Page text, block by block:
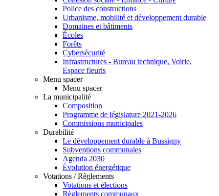
Police des constructions
Urbanisme, mobilité et développement durable
Domaines et bâtiments
Écoles
Forêts
Cybersécurité
Infrastructures - Bureau technique, Voirie,
Espace fleuris
Menu spacer
Menu spacer
La municipalité
Composition
Programme de législature 2021-2026
Commissions municipales
Durabilité
Le développement durable à Bussigny
Subventions communales
Agenda 2030
Évolution énergétique
Votations / Règlements
Votations et élections
Règlements communaux